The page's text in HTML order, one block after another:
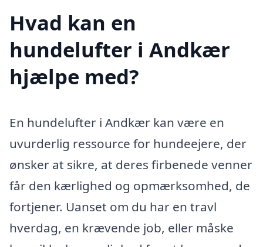
Hvad kan en
hundelufter i Andkær
hjælpe med?
En hundelufter i Andkær kan være en
uvurderlig ressource for hundeejere, der
ønsker at sikre, at deres firbenede venner
får den kærlighed og opmærksomhed, de
fortjener. Uanset om du har en travl
hverdag, en krævende job, eller måske